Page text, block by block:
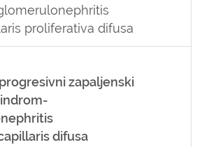
proliferativa difusa
zapaljenski
difusa